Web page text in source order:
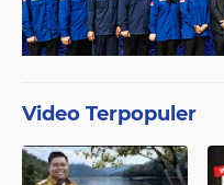
Video Terpopuler